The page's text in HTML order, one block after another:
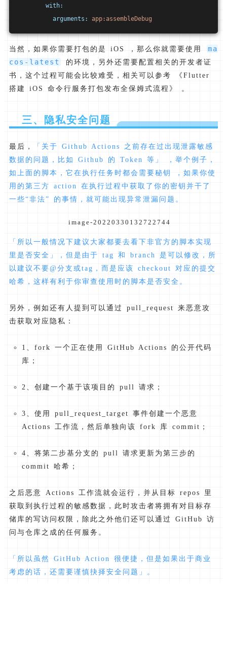
with:
arguments:
app:assembleDebug
当然，如果你需要打包的是 iOS ，那么你就需要使用
ma
cos-latest
的环境，另外还需要配置相关的开发者证
书，这个过程可能会比较难受，相关可以参考 《Flutter
搭建 iOS 命令行服务打包发布全保姆式流程》 。
三、隐私安全问题
最后，
「关于 Github Actions 之前存在过出现泄露敏感
数据的问题，比如 Github 的 Token 等」 ，举个例子，
如上面的脚本，它在执行任务时都会需要秘钥 ，如果你使
用的第三方 action 在执行过程中获取了你的密钥并干了
一些“非法” 的事情，就可能出现异常泄漏问题。
image-20220330132722744
「所以一般情况下建议大家都要去看下非官方的脚本实现
里是否安全」，但是由于 tag 和 branch 是可以修改，所
以建议不要@分支或tag，而是应该 checkout 对应的提交
哈希，这样有利于你审查使用时的脚本是否安全。
另外，例如还有人提到可以通过 pull_request 来恶意攻
击获取对应隐私：
1、fork 一个正在使用 GitHub Actions 的公开代码
库；
2、创建一个基于该项目的 pull 请求；
3、使用 pull_request_target 事件创建一个恶意
Actions 工作流，然后单独向该 fork 库 commit；
4、将第二步基分支的 pull 请求更新为第三步的
commit 哈希；
之后恶意 Actions 工作流就会运行，并从目标 repos 里
获取到执行过程的敏感数据，此时攻击者将拥有对目标存
储库的写访问权限，除此之外他们还可以通过 GitHub 访
问与仓库之成的任何服务。
「所以虽然 GitHub Action 很便捷，但是如果出于商业
考虑的话，还需要谨慎抉择安全问题」。